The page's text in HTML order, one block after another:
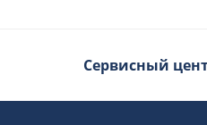
Сервисный